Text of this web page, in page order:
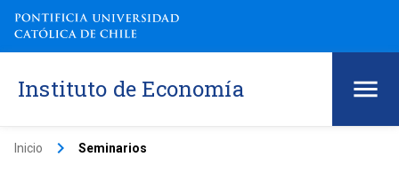
Instituto de Economía
Inicio keyboard_arrow_right Seminarios